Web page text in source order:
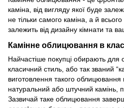
каміна, від вигляду якої буде
не тільки самого каміна, а й
залежить від дизайну кімнати та
Камінне облицювання в
Найчастіше покупці обирають для
класичний стиль, або так званий
виготовлення такого облицювання
натуральний або штучний камінь,
Зазвичай таке облицювання